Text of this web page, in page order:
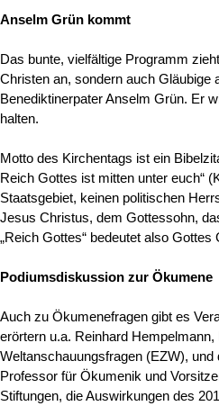
Anselm Grün kommt
Das bunte, vielfältige Programm
Christen an, sondern auch Gläubige
Benediktinerpater Anselm Grün. Er
halten.
Motto des Kirchentags ist ein
Reich Gottes ist mitten unter euch“
Staatsgebiet, keinen politischen
Jesus Christus, dem Gottessohn,
„Reich Gottes“ bedeutet also
Podiumsdiskussion zur Ökumene
Auch zu Ökumenefragen gibt es
erörtern u.a. Reinhard
Weltanschauungsfragen (EZW),
Professor für Ökumenik und
Stiftungen, die Auswirkungen des